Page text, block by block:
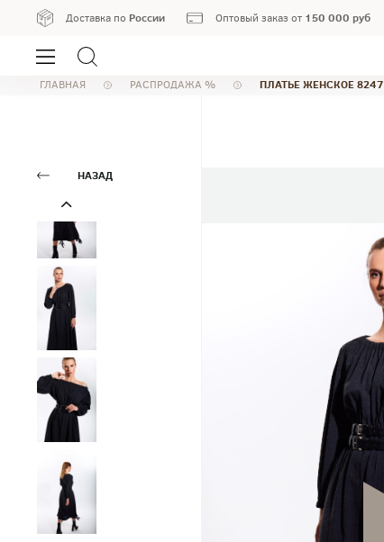
Доставка по России Оптовый заказ от 150 000 руб
ГЛАВНАЯ
РАСПРОДАЖА % ПЛАТЬЕ ЖЕНСКОЕ 8247
НАЗАД